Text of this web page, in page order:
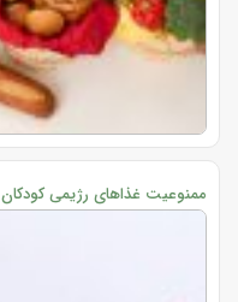
ممنوعیت غذاهای رژیمی کودکان